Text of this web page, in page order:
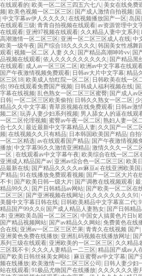
在线观看的| 欧美一区二区三四五六七八| 美女在线免费
频| 欧美色视频一区二区三区| 国产成人激情自拍视频|
| 中文字幕av伊人久久久久 | 在线视频播放国产一区| 岛国
在线观看三级| 青青自拍视频在线观看| av资源管理中文
在线观看| 亚洲97视频在线观看| 久久精品人妻中文系列|
高潮激情一区二区三区| 亚洲一区二区三区成人在线| 中
欧美一级午夜| 国产综合18久久久久久 | 韩国美女性感舞
观看| 视频一区二区 人妻 久久 | 国产精品高潮呻吟vv| 国
品视频在线观看| 依人久久久久久久久久久 | 国产精品黑
在线观看| 成人av一区三区二区| 欧洲av中文字幕在线观
国产午夜激情视频免费观看| 日韩av大片中文字幕| 精品
区三区18| 欧美成人怡红院一区二区| 日韩欧美在线一区
你| 99在线观看免费国产视频| 日韩成人福利视频在线|
字幕在线视频| 乱色熟女一区二区三区蜜臀| 国产成人av
日韩| 一区二区三区欧美偷拍| 日韩久久熟女一区二区|
精品久久中文字幕| 青草原视频在线免费观看| 日韩av激
频二区| 玩弄人妻少妇系列视频| 男人舔女人的逼在线观
一区二区伦理视频| 蜜臀av午夜一区二区| 熟妇人妻一区
合七久久 | 最近最新中文字幕精品人妻| 久久国产一区二
频| 在线视频久久只有精品| 日本韩国欧美国产精品| 自
一区二区精选| av在线观看国产精品| 国产午夜激情视频
播放| 中文字幕96久久激情亚洲精品| 激情久久久一区二
一区 | 在线观看av中文字幕午夜| 欧美综合在线一区二区
亚洲成人精品国产av| 亚洲av综合色一区二区三区| 欧美
品最新在线| 国产精品久久久久av麻豆a| 在线亚洲欧美国
产精品| 91在线播放免费观看视频| 国产一区二区大片在
不卡| 国产欧美日韩一级大片| 国产调教在线视频观看| 最
精品99久久 | 国产日韩精品av网站| 国产欧美一区二区在
二区三区| 国产亚洲视频在线网址| 久久久久久久久久91|
美腿中文字幕日韩在线| 日韩欧美精品中文字幕富二代|
精品国产99久久6| 国产成人精品人妻熟女| 国产日韩精
本| 亚洲欧美岛国一区二区三区| 中国女人搞黄色片日b|
国产精品视频网站| 国产av精品久久网站| 免费黄色在线
合在线| 亚洲av一区二区三区芒果| 青青久在线视频 国产|
亚洲黄色免费在线播放| 亚洲乱码视频在线播放网址| 国
系列三级在线观看| 亚洲欧美的一区二区三区| 久久精品
三区我不卡| 久久久人妻精品一二三区| 精品国产成av人
国产欧美日韩丝袜美女网站 | 麻豆蜜臀av中文字幕| 国产
频在线播放| 欧美激情一区二区三区公司 | 日韩人妻少妇
站在线观看| 91极品尤物国产在线播放| 久久久久久久密